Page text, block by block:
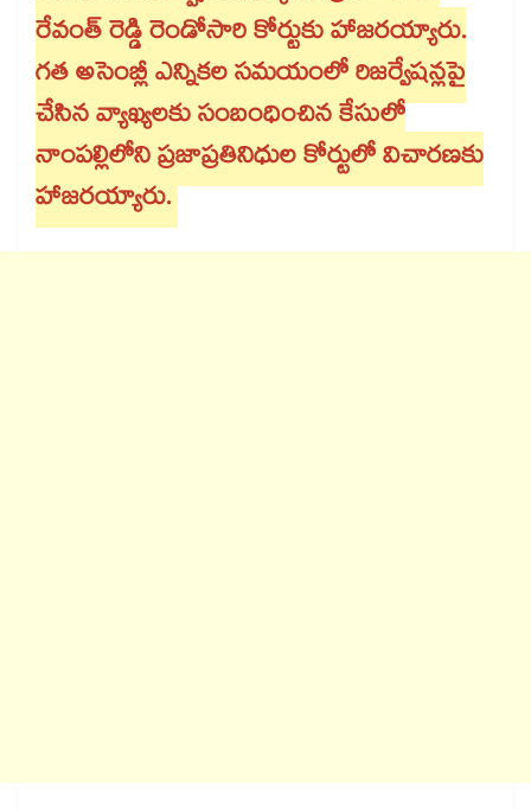
రేవంత్ రెడ్డి రెండోసారి కోర్టుకు హాజరయ్యారు.
గత అసెంబ్లీ ఎన్నికల సమయంలో రిజర్వేషన్లపై
చేసిన వ్యాఖ్యలకు సంబంధించిన కేసులో
నాంపల్లిలోని ప్రజాప్రతినిధుల కోర్టులో విచారణకు
హాజరయ్యారు.